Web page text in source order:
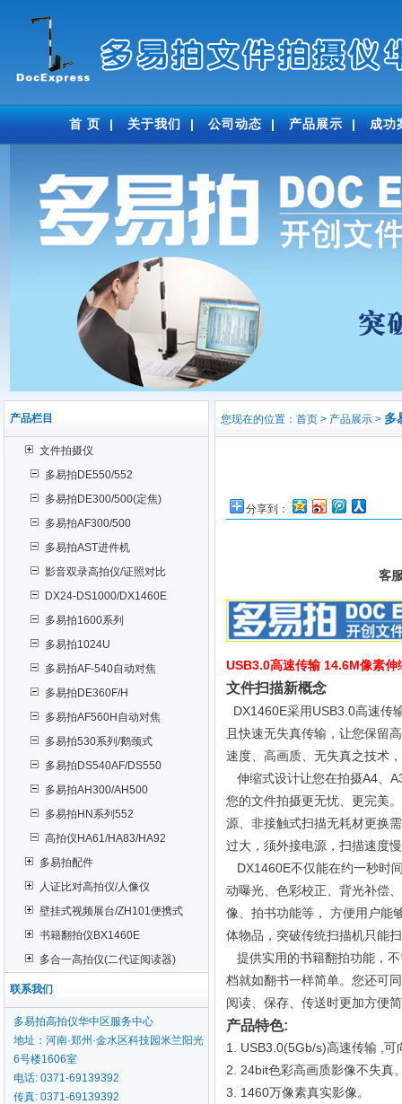
首 页|关于我们|公司动态|产品展示|成功
产品栏目
文件拍摄仪
多易拍DE550/552
多易拍DE300/500(定焦)
多易拍AF300/500
多易拍AST进件机
影音双录高拍仪/证照对比
DX24-DS1000/DX1460E
多易拍1600系列
多易拍1024U
多易拍AF-540自动对焦
多易拍DE360F/H
多易拍AF560H自动对焦
多易拍530系列/鹅颈式
多易拍DS540AF/DS550
多易拍AH300/AH500
多易拍HN系列552
高拍仪HA61/HA83/HA92
多易拍配件
人证比对高拍仪/人像仪
壁挂式视频展台/ZH101便携式
书籍翻拍仪BX1460E
多合一高拍仪(二代证阅读器)
联系我们
多易拍高拍仪华中区服务中心
地址：河南·郑州·金水区科技园米兰阳光
6号楼1606室
电话: 0371-69139392
传真: 0371-69139392
您现在的位置：首页 > 产品展示 > 多
分享到：
客
USB3.0高速传输 14.6M像素伸
文件扫描新概念
DX1460E采用USB3.0高速传
且快速无失真传输，让您保留
速度、高画质、无失真之技术
伸缩式设计让您在拍摄A4、
您的文件拍摄更无忧、更完美
源、非接触式扫描无耗材更换
过大，须外接电源，扫描速度
DX1460E不仅能在约一秒时
动曝光、色彩校正、背光补偿
像、拍书功能等， 方便用户能
体物品，突破传统扫描机只能
提供实用的书籍翻拍功能，
档就如翻书一样简单。您还可
阅读、保存、传送时更加方便
产品特色:
1. USB3.0(5Gb/s)高速传输 ,
2. 24bit色彩高画质影像不失真
3. 1460万像素真实影像。